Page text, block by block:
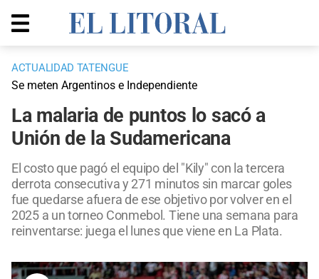
ACTUALIDAD TATENGUE
Se meten Argentinos e Independiente
La malaria de puntos lo sacó a
Unión de la Sudamericana
El costo que pagó el equipo del "Kily" con la tercera
derrota consecutiva y 271 minutos sin marcar goles
fue quedarse afuera de ese objetivo por volver en el
2025 a un torneo Conmebol. Tiene una semana para
reinventarse: juega el lunes que viene en La Plata.